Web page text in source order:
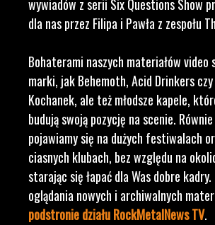
wywiadów z serii Six Questions Show
dla nas przez Filipa i Pawła z zespołu
Bohaterami naszych materiałów video
marki, jak Behemoth, Acid Drinkers
Kochanek, ale też młodsze kapele,
budują swoją pozycję na scenie.
pojawiamy się na dużych festiwalach
ciasnych klubach, bez względu na
starając się łapać dla Was dobre
oglądania nowych i archiwalnych
podstronie działu RockMetalNews TV.